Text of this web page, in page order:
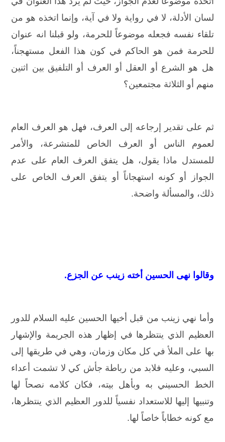
لسان الأدلة، لا في رواية ولا في آية، وإنما اتخذه هو من
تلقاء نفسه فجعله موضوعاً للحرمة، ولو قبلنا انه عنوان
للحرمة فمن هو الحاكم في كون هذا الفعل مستهجناً،
هل هو الشرع أو العقل أو العرف أو التلفيق بين اثنين
منهم أو الثلاثة مجتمعين؟
ثم على تقدير إرجاعه إلى العرف، فهل هو العرف العام
لعموم الناس أو العرف الخاص للمتشرعة، والأمر
للمستدل ماذا يقول، هل يتفق العرف العام على عدم
الجواز أو كونه استهجاناً أو يتفق العرف الخاص على
ذلك، والمسألة واضحة.
وقالوا نهى الحسين أخته زينب عن الجزع.
وأما نهي زينب من قبل أخيها الحسين عليه السلام للدور
العظيم الذي ينتظرها في إظهار هذه الجريمة والإشهار
بها على الملأ في كل مكان وزمان، وهي في طريقها إلى
السبي، وعليه فلابد من رباطة جأش كي لا تشمت أعداء
الخط الحسيني به وبأهل بيته، فكان كلامه نصحاً لها
وتنبيها إليها للاستعداد نفسياً للدور العظيم الذي ينتظرها،
مع كونه خطاباً خاصاً لها.